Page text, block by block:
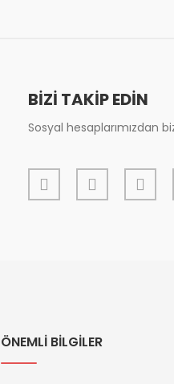
BİZİ TAKİP EDİN
Sosyal hesaplarımızdan
ÖNEMLİ BİLGİLER